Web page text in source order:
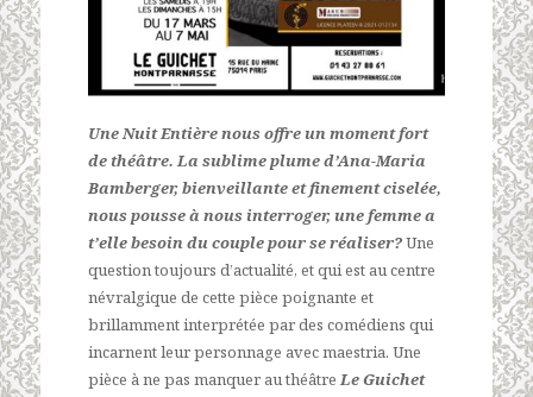
Une Nuit Entière nous offre un moment fort
de théâtre. La sublime plume d’Ana-Maria
Bamberger, bienveillante et finement ciselée,
nous pousse à nous interroger, une femme a
t’elle besoin du couple pour se réaliser?Une
question toujours d’actualité, et qui est au centre
névralgique de cette pièce poignante et
brillamment interprétée par des comédiens qui
incarnent leur personnage avec maestria. Une
pièce à ne pas manquer au théâtreLe Guichet